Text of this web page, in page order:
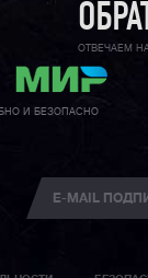
ОТВЕЧАЕМ
И БЕЗОПАСНО